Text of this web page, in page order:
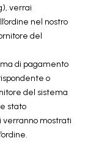
verrai
nel nostro
del
di pagamento
o
del sistema
stato
verranno mostrati